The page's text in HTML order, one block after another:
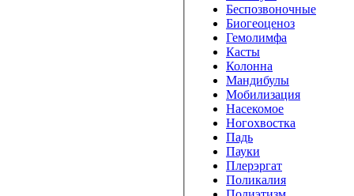
Беспозвоночные
Биогеоценоз
Гемолимфа
Касты
Колонна
Мандибулы
Мобилизация
Насекомое
Ногохвостка
Падь
Пауки
Плерэргат
Поликалия